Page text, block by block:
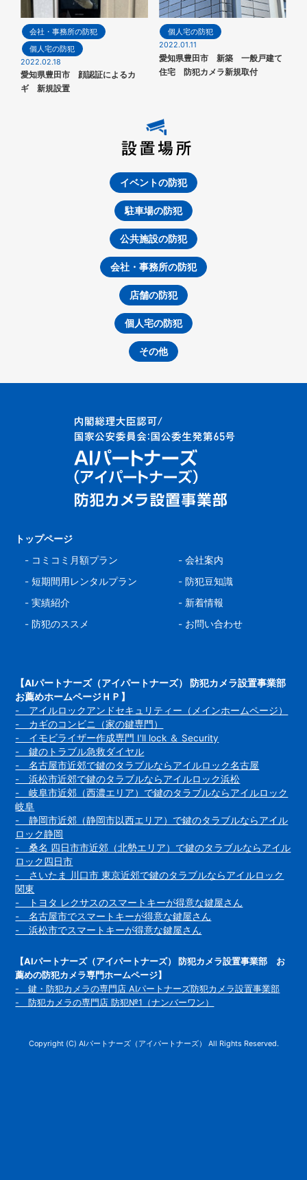
会社・事務所の防犯
個人宅の防犯
2022.02.18
愛知県豊田市 顔認証によるカ
ギ 新規設置
個人宅の防犯
2022.01.11
愛知県豊田市 新築 一般戸建て
住宅 防犯カメラ新規取付
イベントの防犯
駐車場の防犯
公共施設の防犯
会社・事務所の防犯
店舗の防犯
個人宅の防犯
その他
トップページ
- コミコミ月額プラン
-短期間用レンタルプラン
-実績紹介
-防犯のススメ
-会社案内
- 防犯豆知識
- 新着情報
- お問い合わせ
【AIパートナーズ（アイパートナーズ） 防犯カメラ設置事業部
お薦めホームページＨＰ】
- アイルロックアンドセキュリティー（メインホームページ）
- カギのコンビニ（家の鍵専門）
- イモビライザー作成専門 I'll lock ＆ Security
- 鍵のトラブル急救ダイヤル
- 名古屋市近郊で鍵のタラブルならアイルロック名古屋
- 浜松市近郊で鍵のタラブルならアイルロック浜松
- 岐阜市近郊（西濃エリア）で鍵のタラブルならアイルロック
岐阜
- 静岡市近郊（静岡市以西エリア）で鍵のタラブルならアイル
ロック静岡
- 桑名 四日市市近郊（北勢エリア）で鍵のタラブルならアイル
ロック四日市
- さいたま 川口市 東京近郊で鍵のタラブルならアイルロック
関東
- トヨタ レクサスのスマートキーが得意な鍵屋さん
- 名古屋市でスマートキーが得意な鍵屋さん
- 浜松市でスマートキーが得意な鍵屋さん
【AIパートナーズ（アイパートナーズ） 防犯カメラ設置事業部 お
薦めの防犯カメラ専門ホームページ】
- 鍵・防犯カメラの専門店 AIパートナーズ防犯カメラ設置事業部
- 防犯カメラの専門店 防犯№1（ナンバーワン）
Copyright (C) AIパートナーズ（アイパートナーズ） All Rights Reserved.